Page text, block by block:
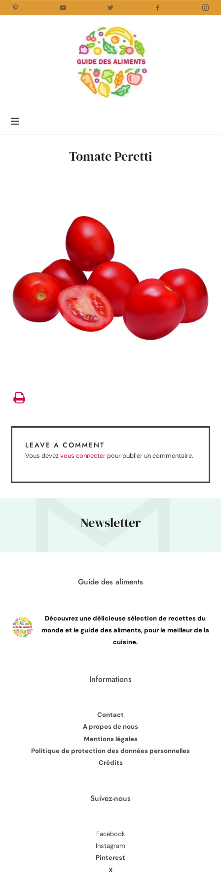
Aliments
www.guidedesaliments.comTomate Peretti
LEAVE A COMMENT
Vous devezvous connecter pour publier un commentaire.
Newsletter
Guide des aliments
Découvrez une délicieuse sélection de recettes du
monde et le guide des aliments, pour le meilleur de la
cuisine.
Informations
Contact
A propos de nous
Mentions légales
Politique de protection des données personnelles
Crédits
Suivez-nous
Facebook
Instagram
Pinterest
X